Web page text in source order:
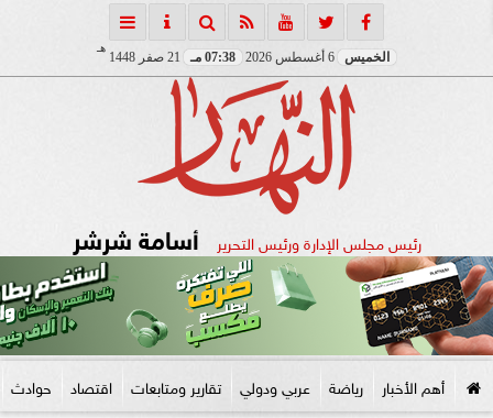
الخميس 07:38 مـ 21 صفر 1448
هـ
رئيس مجلس الإدارة ورئيس التحرير أسامة شرشر
أهم الأخبار رياضة عربي ودولي تقارير ومتابعات اقتصاد حوادث